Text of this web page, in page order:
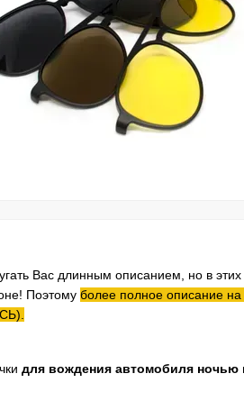
Вас длинным описанием, но в
Поэтому более полное описание
для вождения автомобиля ночью